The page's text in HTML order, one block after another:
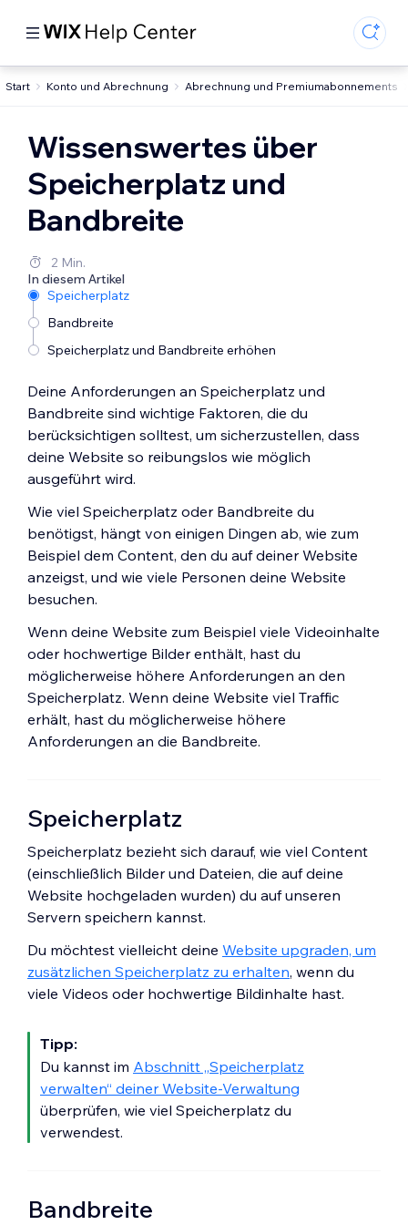
Start Konto und Abrechnung Abrechnung und Premiumabonnements
Wissenswertes über
Speicherplatz und
Bandbreite
2 Min.
In diesem Artikel
Speicherplatz
Bandbreite
Speicherplatz und Bandbreite erhöhen
Deine Anforderungen an Speicherplatz und
Bandbreite sind wichtige Faktoren, die du
berücksichtigen solltest, um sicherzustellen, dass
deine Website so reibungslos wie möglich
ausgeführt wird.
Wie viel Speicherplatz oder Bandbreite du
benötigst, hängt von einigen Dingen ab, wie zum
Beispiel dem Content, den du auf deiner Website
anzeigst, und wie viele Personen deine Website
besuchen.
Wenn deine Website zum Beispiel viele Videoinhalte
oder hochwertige Bilder enthält, hast du
möglicherweise höhere Anforderungen an den
Speicherplatz. Wenn deine Website viel Traffic
erhält, hast du möglicherweise höhere
Anforderungen an die Bandbreite.
Speicherplatz
Speicherplatz bezieht sich darauf, wie viel Content
(einschließlich Bilder und Dateien, die auf deine
Website hochgeladen wurden) du auf unseren
Servern speichern kannst.
Du möchtest vielleicht deine Website upgraden, um
zusätzlichen Speicherplatz zu erhalten, wenn du
viele Videos oder hochwertige Bildinhalte hast.
Tipp:
Du kannst im Abschnitt „Speicherplatz
verwalten“ deiner Website-Verwaltung
überprüfen, wie viel Speicherplatz du
verwendest.
Bandbreite